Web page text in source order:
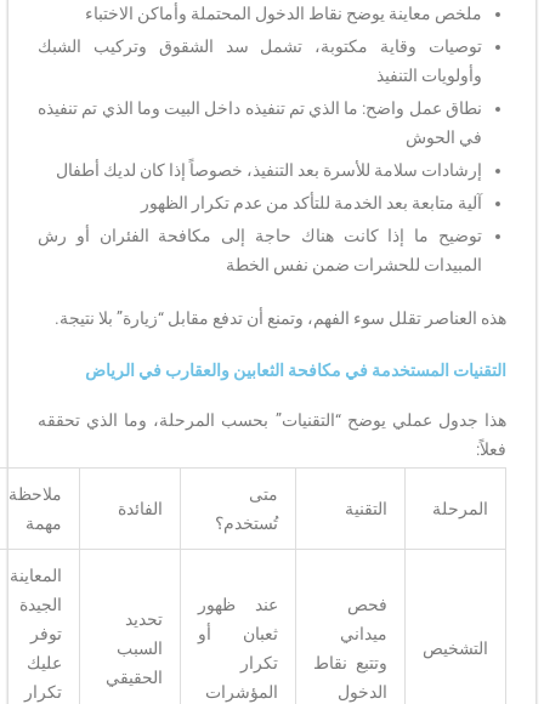
ملخص معاينة يوضح نقاط الدخول المحتملة وأماكن الاختباء
توصيات وقاية مكتوبة، تشمل سد الشقوق وتركيب الشبك
وأولويات التنفيذ
نطاق عمل واضح: ما الذي تم تنفيذه داخل البيت وما الذي تم تنفيذه
في الحوش
إرشادات سلامة للأسرة بعد التنفيذ، خصوصاً إذا كان لديك أطفال
آلية متابعة بعد الخدمة للتأكد من عدم تكرار الظهور
توضيح ما إذا كانت هناك حاجة إلى مكافحة الفئران أو رش
المبيدات للحشرات ضمن نفس الخطة
هذه العناصر تقلل سوء الفهم، وتمنع أن تدفع مقابل “زيارة” بلا نتيجة.
التقنيات المستخدمة في مكافحة الثعابين والعقارب في الرياض
هذا جدول عملي يوضح “التقنيات” بحسب المرحلة، وما الذي تحققه
فعلاً:
المرحلة التقنية
متى
تُستخدم؟
الفائدة
ملاحظة
مهمة
التشخيص
فحص
ميداني
وتتبع نقاط
الدخول
عند ظهور
ثعبان أو
تكرار
المؤشرات
تحديد
السبب
الحقيقي
المعاينة
الجيدة
توفر
عليك
تكرار